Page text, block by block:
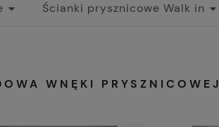
Ścianki prysznicowe Walk in
WNĘKI PRYSZNICOWEJ